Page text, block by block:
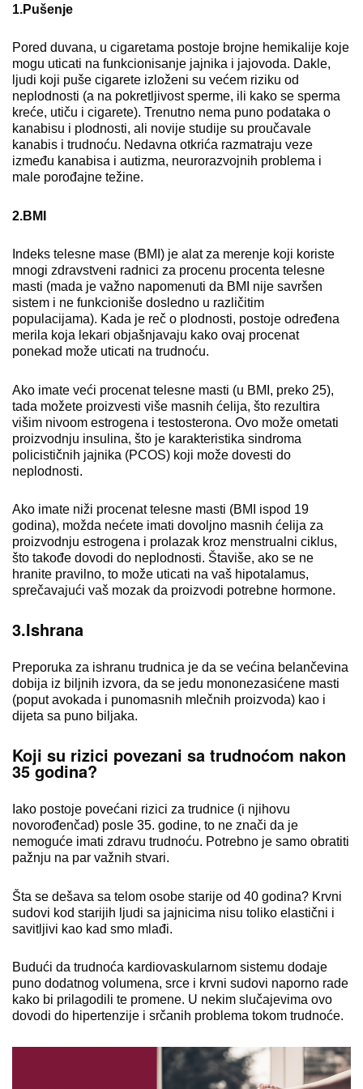
1.Pušenje
Pored duvana, u cigaretama postoje brojne hemikalije koje
mogu uticati na funkcionisanje jajnika i jajovoda. Dakle,
ljudi koji puše cigarete izloženi su većem riziku od
neplodnosti (a na pokretljivost sperme, ili kako se sperma
kreće, utiču i cigarete). Trenutno nema puno podataka o
kanabisu i plodnosti, ali novije studije su proučavale
kanabis i trudnoću. Nedavna otkrića razmatraju veze
između kanabisa i autizma, neurorazvojnih problema i
male porođajne težine.
2.BMI
Indeks telesne mase (BMI) je alat za merenje koji koriste
mnogi zdravstveni radnici za procenu procenta telesne
masti (mada je važno napomenuti da BMI nije savršen
sistem i ne funkcioniše dosledno u različitim
populacijama). Kada je reč o plodnosti, postoje određena
merila koja lekari objašnjavaju kako ovaj procenat
ponekad može uticati na trudnoću.
Ako imate veći procenat telesne masti (u BMI, preko 25),
tada možete proizvesti više masnih ćelija, što rezultira
višim nivoom estrogena i testosterona. Ovo može ometati
proizvodnju insulina, što je karakteristika sindroma
policističnih jajnika (PCOS) koji može dovesti do
neplodnosti.
Ako imate niži procenat telesne masti (BMI ispod 19
godina), možda nećete imati dovoljno masnih ćelija za
proizvodnju estrogena i prolazak kroz menstrualni ciklus,
što takođe dovodi do neplodnosti. Štaviše, ako se ne
hranite pravilno, to može uticati na vaš hipotalamus,
sprečavajući vaš mozak da proizvodi potrebne hormone.
3.Ishrana
Preporuka za ishranu trudnica je da se većina belančevina
dobija iz biljnih izvora, da se jedu mononezasićene masti
(poput avokada i punomasnih mlečnih proizvoda) kao i
dijeta sa puno biljaka.
Koji su rizici povezani sa trudnoćom nakon
35 godina?
Iako postoje povećani rizici za trudnice (i njihovu
novorođenčad) posle 35. godine, to ne znači da je
nemoguće imati zdravu trudnoću. Potrebno je samo obratiti
pažnju na par važnih stvari.
Šta se dešava sa telom osobe starije od 40 godina? Krvni
sudovi kod starijih ljudi sa jajnicima nisu toliko elastični i
savitljivi kao kad smo mlađi.
Budući da trudnoća kardiovaskularnom sistemu dodaje
puno dodatnog volumena, srce i krvni sudovi naporno rade
kako bi prilagodili te promene. U nekim slučajevima ovo
dovodi do hipertenzije i srčanih problema tokom trudnoće.